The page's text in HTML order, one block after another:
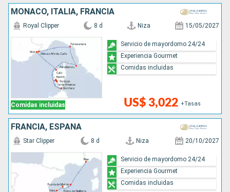
MONACO, ITALIA, FRANCIA
Comidas incluidas
Royal Clipper 8 d Niza 15/05/2027
US$ 3,022 +Tasas
Servicio de mayordomo 24/24
Experiencia Gourmet
Comidas incluidas
FRANCIA, ESPAÑA
Star Clipper 8 d Niza 20/10/2027
Servicio de mayordomo 24/24
Experiencia Gourmet
Comidas incluidas